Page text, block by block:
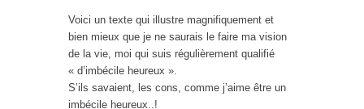
Voici un texte qui illustre magnifiquement et
bien mieux que je ne saurais le faire ma vision
de la vie, moi qui suis régulièrement qualifié
« d’imbécile heureux ».
S’ils savaient, les cons, comme j’aime être un
imbécile heureux..!